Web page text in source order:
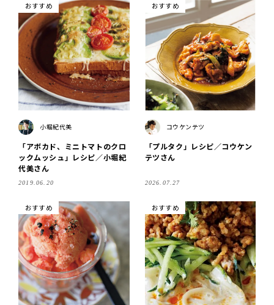
おすすめ
小堀紀代美
「アボカド、ミニトマトのクロ
ックムッシュ」レシピ／小堀紀
代美さん
2019.06.20
おすすめ
コウケンテツ
「プルタク」レシピ／コウケン
テツさん
2026.07.27
おすすめ おすすめ